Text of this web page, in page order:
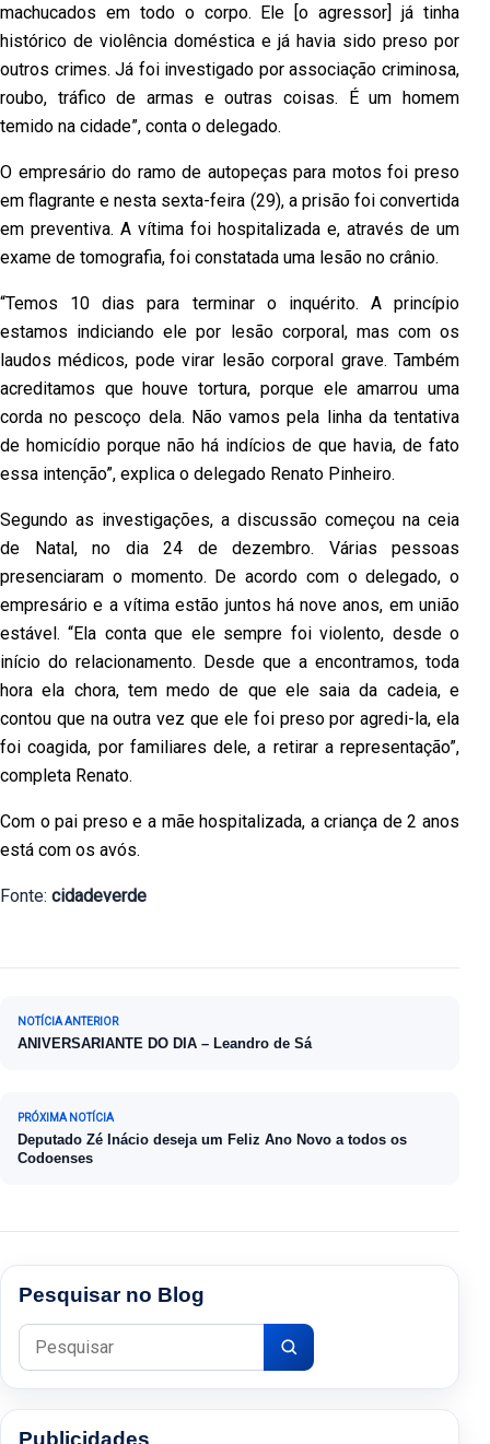
machucados em todo o corpo. Ele [o agressor] já tinha
histórico de violência doméstica e já havia sido preso por
outros crimes. Já foi investigado por associação criminosa,
roubo, tráfico de armas e outras coisas. É um homem
temido na cidade”, conta o delegado.
O empresário do ramo de autopeças para motos foi preso
em flagrante e nesta sexta-feira (29), a prisão foi convertida
em preventiva. A vítima foi hospitalizada e, através de um
exame de tomografia, foi constatada uma lesão no crânio.
“Temos 10 dias para terminar o inquérito. A princípio
estamos indiciando ele por lesão corporal, mas com os
laudos médicos, pode virar lesão corporal grave. Também
acreditamos que houve tortura, porque ele amarrou uma
corda no pescoço dela. Não vamos pela linha da tentativa
de homicídio porque não há indícios de que havia, de fato
essa intenção”, explica o delegado Renato Pinheiro.
Segundo as investigações, a discussão começou na ceia
de Natal, no dia 24 de dezembro. Várias pessoas
presenciaram o momento. De acordo com o delegado, o
empresário e a vítima estão juntos há nove anos, em união
estável. “Ela conta que ele sempre foi violento, desde o
início do relacionamento. Desde que a encontramos, toda
hora ela chora, tem medo de que ele saia da cadeia, e
contou que na outra vez que ele foi preso por agredi-la, ela
foi coagida, por familiares dele, a retirar a representação”,
completa Renato.
Com o pai preso e a mãe hospitalizada, a criança de 2 anos
está com os avós.
Fonte: cidadeverde
Navegação de Post
NOTÍCIA ANTERIOR
ANIVERSARIANTE DO DIA – Leandro de Sá
PRÓXIMA NOTÍCIA
Deputado Zé Inácio deseja um Feliz Ano Novo a todos os
Codoenses
Pesquisar no Blog
Pesquisar por:
Publicidades